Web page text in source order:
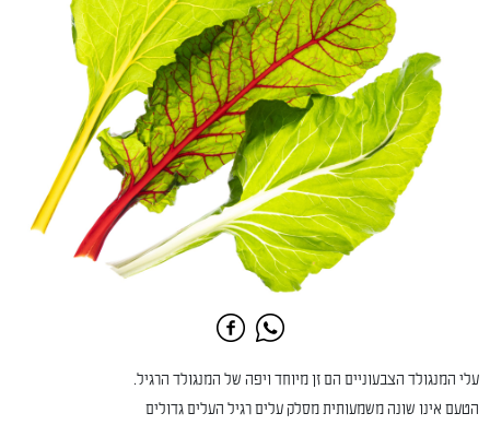
עלי המנגולד הצבעוניים הם זן מיוחד ויפה של המנגולד הרגיל.
הטעם אינו שונה משמעותית מסלק עלים רגיל העלים גדולים